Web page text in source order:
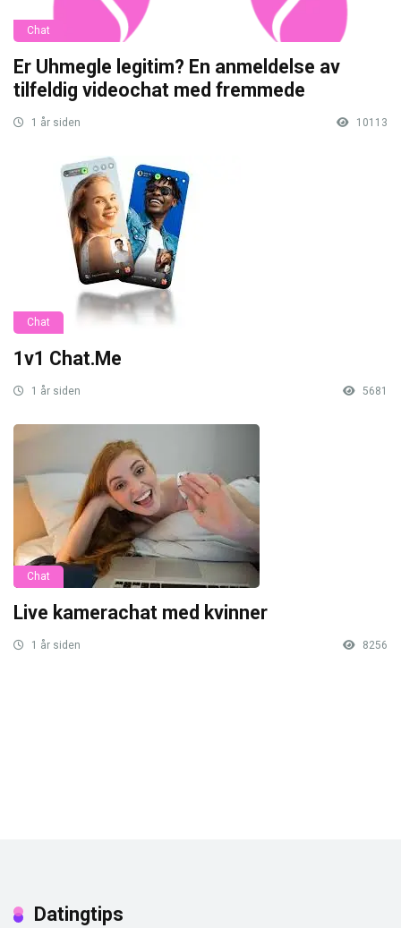
Chat
Er Uhmegle legitim? En anmeldelse av
tilfeldig videochat med fremmede
1 år siden 10113
Chat
1v1 Chat.Me
1 år siden 5681
Chat
Live kamerachat med kvinner
1 år siden 8256
Datingtips